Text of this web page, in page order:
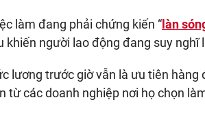
làm đang phải chứng kiến “ làn
khiến người lao động đang suy
lương trước giờ vẫn là ưu tiên
từ các doanh nghiệp nơi họ chọn